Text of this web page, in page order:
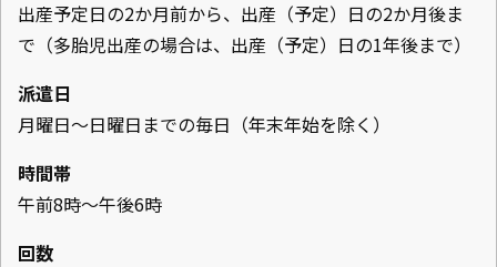
出産予定日の2か月前から、出産（予定）日の2か月後ま
で（多胎児出産の場合は、出産（予定）日の1年後まで）
派遣日
月曜日～日曜日までの毎日（年末年始を除く）
時間帯
午前8時～午後6時
回数